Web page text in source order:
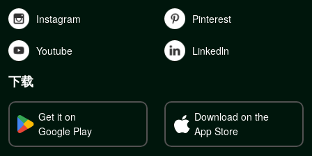
Instagram Pinterest
Youtube Linkedln
下载
Get it on
Google Play
Download on the
App Store